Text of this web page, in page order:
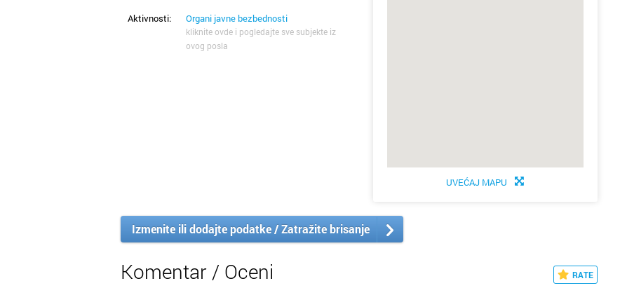
Aktivnosti: Organi javne bezbednosti
kliknite ovde i pogledajte sve subjekte iz
ovog posla
UVEĆAJ MAPU
Izmenite ili dodajte podatke / Zatražite brisanje
Komentar / Oceni RATE